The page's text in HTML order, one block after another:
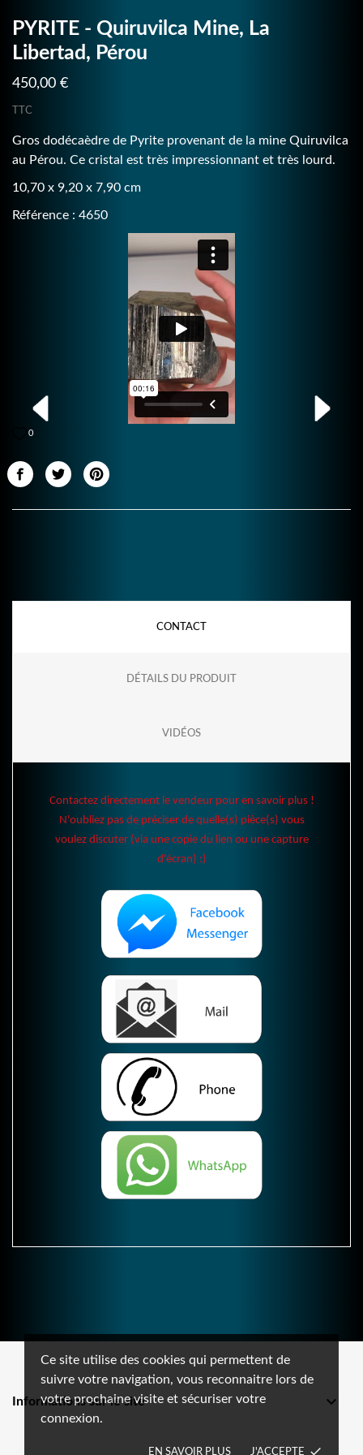
Ce site utilise des cookies qui permettent de
suivre votre navigation, vous reconnaitre lors de
votre prochaine visite et sécuriser votre
connexion.
EN SAVOIR PLUS J'ACCEPTE done
PYRITE - Quiruvilca Mine, La
Libertad, Pérou
450,00 €
TTC
Gros dodécaèdre de Pyrite provenant de la mine Quiruvilca
au Pérou. Ce cristal est très impressionnant et très lourd.
10,70 x 9,20 x 7,90 cm
Référence : 4650
0
CONTACT
DÉTAILS DU PRODUIT
VIDÉOS
Contactez directement le vendeur pour en savoir plus !
N'oubliez pas de préciser de quelle(s) pièce(s) vous
voulez discuter (via une copie du lien ou une capture
d'écran) :)
Informations sur le site 